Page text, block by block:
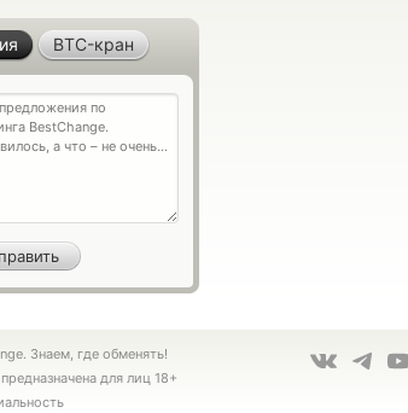
BTC-кран
Знаем, где обменять!
для лиц 18+